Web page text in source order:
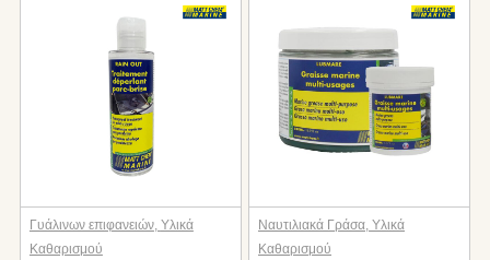
Γυάλινων επιφανειών, Υλικά
Καθαρισμού
Ναυτιλιακά Γράσα, Υλικά
Καθαρισμού